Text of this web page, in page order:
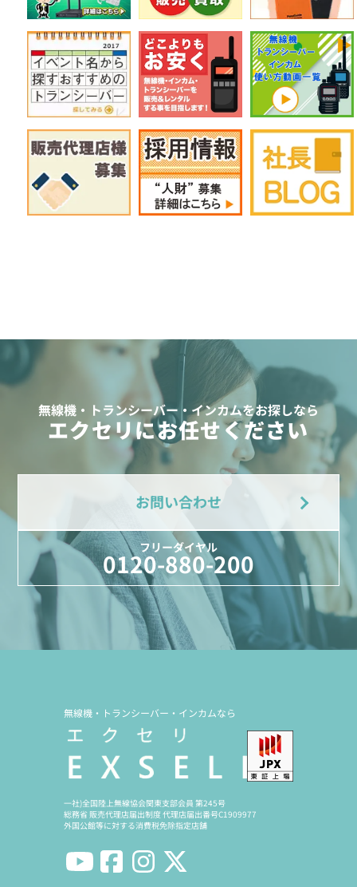
無線機・トランシーバー・インカムをお探しなら
エクセリにお任せください
お問い合わせ
フリーダイヤル
0120-880-200
無線機・トランシーバー・インカムなら
一社)全国陸上無線協会関東支部会員 第245号
総務省 販売代理店届出制度 代理店届出番号C1909977
外国公館等に対する消費税免除指定店舗